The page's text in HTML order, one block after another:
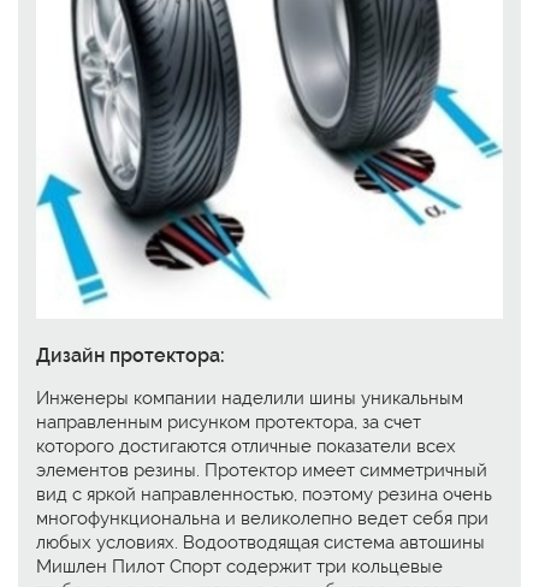
Дизайн протектора:
Инженеры компании наделили шины уникальным
направленным рисунком протектора, за счет
которого достигаются отличные показатели всех
элементов резины. Протектор имеет симметричный
вид с яркой направленностью, поэтому резина очень
многофункциональна и великолепно ведет себя при
любых условиях. Водоотводящая система автошины
Мишлен Пилот Спорт содержит три кольцевые